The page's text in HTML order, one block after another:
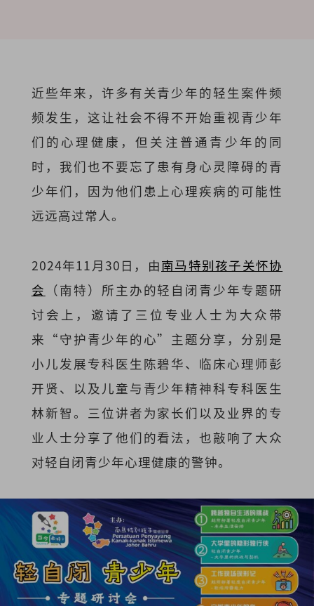
近些年来，许多有关青少年的轻生案件频
频发生，这让社会不得不开始重视青少年
们的心理健康，但关注普通青少年的同
时，我们也不要忘了患有身心灵障碍的青
少年们，因为他们患上心理疾病的可能性
远远高过常人。
2024年11月30日，由南马特别孩子关怀协
会 （南特）所主办的轻自闭青少年专题研
讨会上，邀请了三位专业人士为大众带
来“守护青少年的心”主题分享，分别是
小儿发展专科医生陈碧华、临床心理师彭
开贤、以及儿童与青少年精神科专科医生
林新智。三位讲者为家长们以及业界的专
业人士分享了他们的看法，也敲响了大众
对轻自闭青少年心理健康的警钟。